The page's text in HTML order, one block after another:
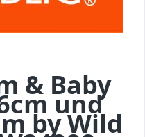
& Baby
und
by Wild